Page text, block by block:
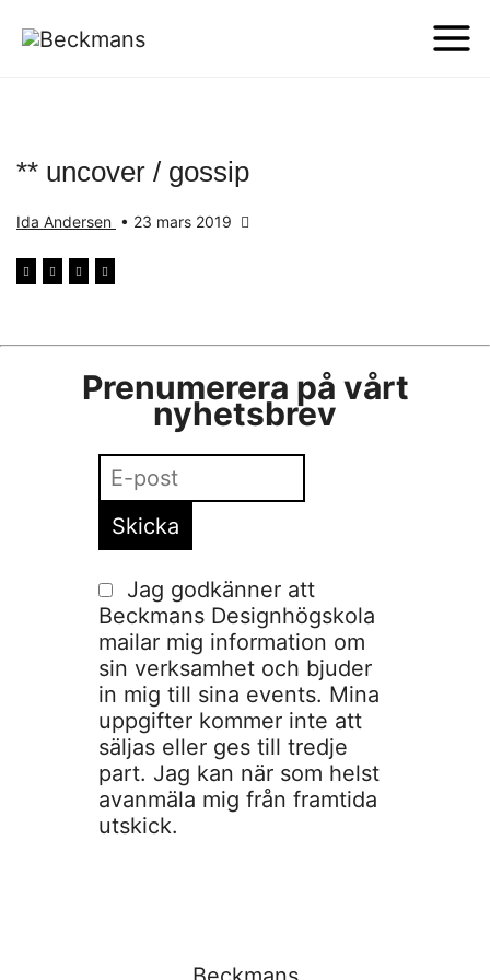
** uncover / gossip
Ida Andersen • 23 mars 2019
Prenumerera på vårt
nyhetsbrev
Jag godkänner att
Beckmans Designhögskola
mailar mig information om
sin verksamhet och bjuder
in mig till sina events. Mina
uppgifter kommer inte att
säljas eller ges till tredje
part. Jag kan när som helst
avanmäla mig från framtida
utskick.